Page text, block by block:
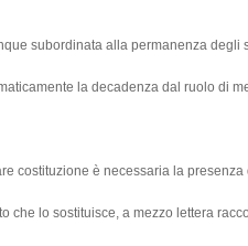
subordinata alla permanenza degli
la decadenza dal ruolo di
costituzione è necessaria la presenza
che lo sostituisce, a mezzo lettera